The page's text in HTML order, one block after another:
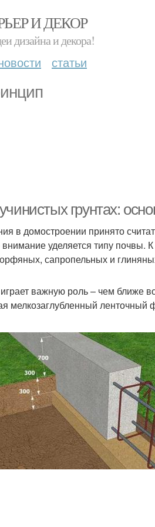
И ДЕКОР
дизайна и декора!
статьи
грунтах:
в домостроении принято
уделяется типу почвы.
сапропельных и
важную роль – чем ближе
мелкозаглубленный